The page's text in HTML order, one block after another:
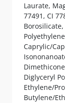
Laurate,
77491, CI
Caprylic/
Diglyceryl
Ethylene/
Butylene/